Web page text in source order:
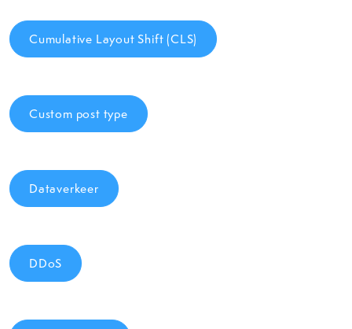
Cumulative Layout Shift (CLS)
Custom post type
Dataverkeer
DDoS